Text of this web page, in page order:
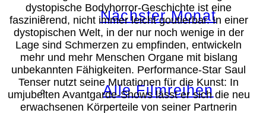
Nächster Monat
Alle Filmreihen
dystopische Bodyhorror-Geschichte ist eine
faszinierend, nicht immer leicht goutierbar. In einer
dystopischen Welt, in der nur noch wenige in der
Lage sind Schmerzen zu empfinden, entwickeln
mehr und mehr Menschen Organe mit bislang
unbekannten Fähigkeiten. Performance-Star Saul
Tenser nutzt seine Mutationen für die Kunst: In
umjubelten Avantgarde-Shows lässt er sich die neu
erwachsenen Körperteile von seiner Partnerin